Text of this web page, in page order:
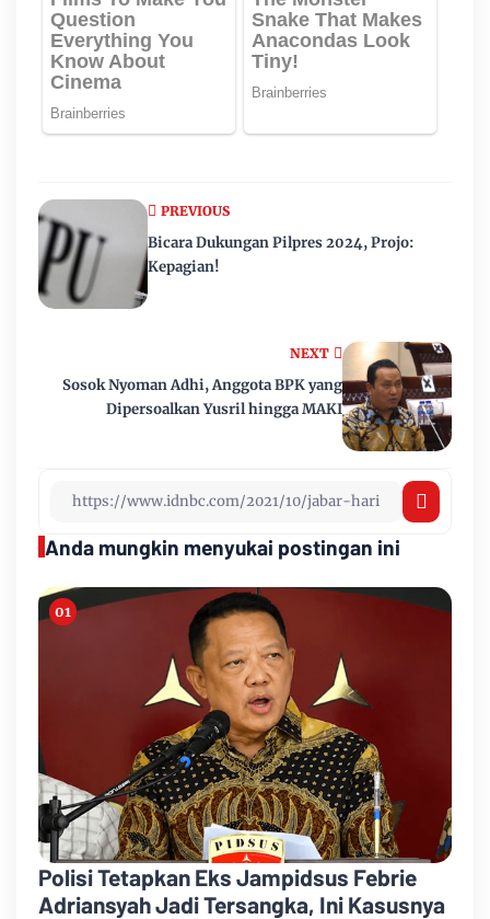
NEXT
Sosok Nyoman Adhi, Anggota BPK yang
Dipersoalkan Yusril hingga MAKI
PREVIOUS
Bicara Dukungan Pilpres 2024, Projo:
Kepagian!
Anda mungkin menyukai postingan ini
Polisi Tetapkan Eks Jampidsus Febrie
Adriansyah Jadi Tersangka, Ini Kasusnya